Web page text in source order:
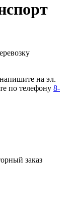
на эл.
по телефону 8-
заказ